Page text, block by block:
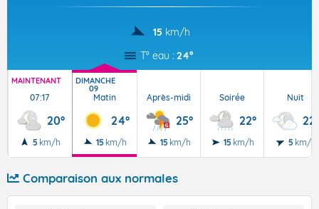
15 km/h
T° eau : 24°
MAINTENANT
07:17
20°
5 km/h
DIMANCHE
09
Matin
24°
15 km/h
Après-midi
25°
15 km/h
Soirée
22°
15 km/h
Nuit
22°
5 km/h
Comparaison aux normales